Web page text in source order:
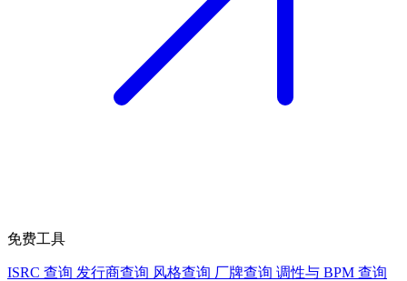
免费工具
ISRC 查询 发行商查询 风格查询 厂牌查询 调性与 BPM 查询